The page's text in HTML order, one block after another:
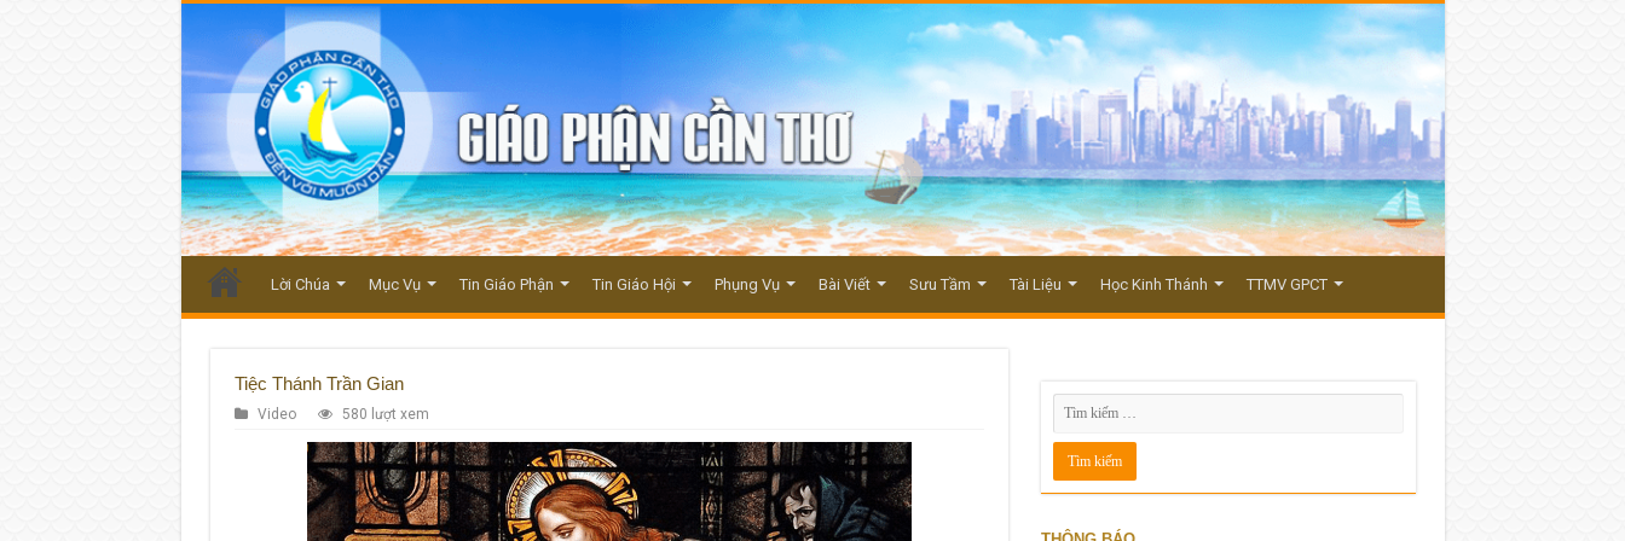
Lời Chúa Mục Vụ Tin Giáo Phận Tin Giáo Hội Phụng Vụ Bài Viết Sưu Tầm Tài Liệu Học Kinh Thánh TTMV GPCT
Tiệc Thánh Trần Gian
Video 580 lượt xem